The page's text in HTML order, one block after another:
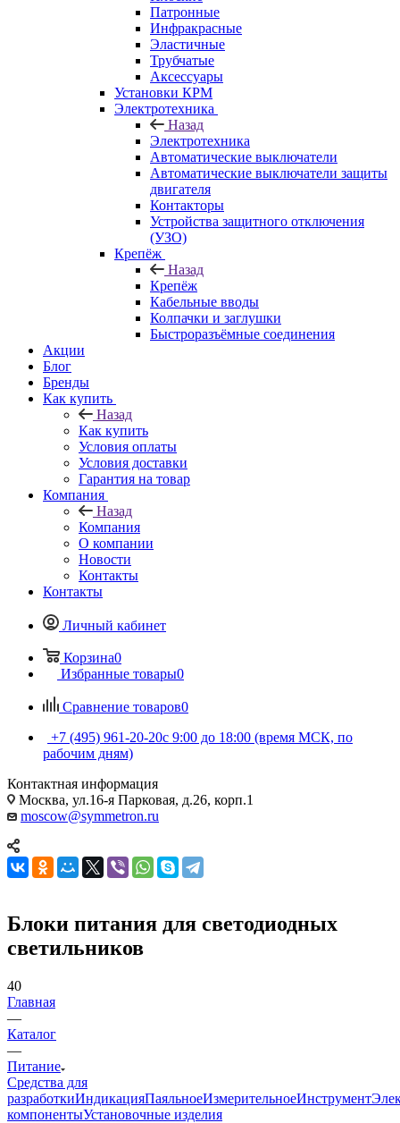
Патронные
Инфракрасные
Эластичные
Трубчатые
Аксессуары
Установки КРМ
Электротехника
Назад
Электротехника
Автоматические выключатели
Автоматические выключатели защиты
двигателя
Контакторы
Устройства защитного отключения
(УЗО)
Крепёж
Назад
Крепёж
Кабельные вводы
Колпачки и заглушки
Быстроразъёмные соединения
Акции
Блог
Бренды
Как купить
Назад
Как купить
Условия оплаты
Условия доставки
Гарантия на товар
Компания
Назад
Компания
О компании
Новости
Контакты
Контакты
Личный кабинет
Корзина0
Избранные товары0
Сравнение товаров0
+7 (495) 961-20-20с 9:00 до 18:00 (время МСК, по
рабочим дням)
Контактная информация
Москва, ул.16-я Парковая, д.26, корп.1
moscow@symmetron.ru
Блоки питания для светодиодных
светильников
40
Главная
—
Каталог
—
Питание
Средства для
разработкиИндикацияПаяльноеИзмерительноеИнструмент
компонентыУстановочные изделия